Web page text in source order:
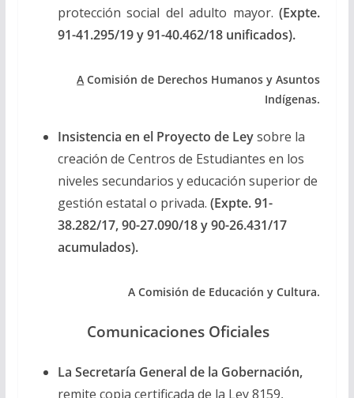
protección social del adulto mayor.(Expte.
91-41.295/19 y 91-40.462/18 unificados).
A Comisión de Derechos Humanos y Asuntos
Indígenas.
Insistencia en el Proyecto de Leysobre la
creación de Centros de Estudiantes en los
niveles secundarios y educación superior de
gestión estatal o privada. (Expte. 91-
38.282/17, 90-27.090/18 y 90-26.431/17
acumulados).
A Comisión de Educación y Cultura.
Comunicaciones Oficiales
La Secretaría General de la Gobernación,
remite copia certificada de la Ley 8159,